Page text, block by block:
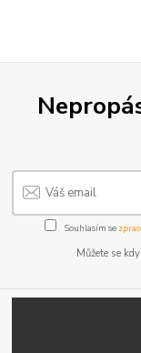
Souhlasím se
Můžete se